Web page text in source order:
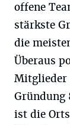
offene
stärkste
die
Überaus
Mitglieder
Gründung
ist die